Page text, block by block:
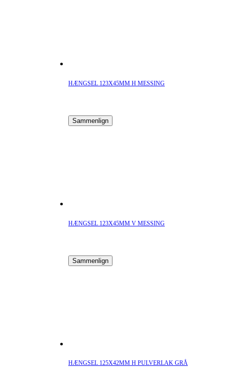
HÆNGSEL 123X45MM H MESSING
Sammenlign
HÆNGSEL 123X45MM V MESSING
Sammenlign
HÆNGSEL 125X42MM H PULVERLAK GRÅ